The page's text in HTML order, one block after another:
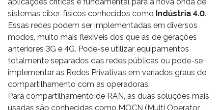
sistemas ciber-físicos conhecidos como Indústria 4.0.
Essas redes podem ser implementadas em diversos
modos, muito mais flexíveis dos que as de gerações
anteriores 3G e 4G. Pode-se utilizar equipamentos
totalmente separados das redes públicas ou pode-se
implementar as Redes Privativas em variados graus de
compartilhamento com as operadoras.
Para compartilhamento de RAN, as duas soluções mais
usadas são conhecidas como MOCN (Multi Operator